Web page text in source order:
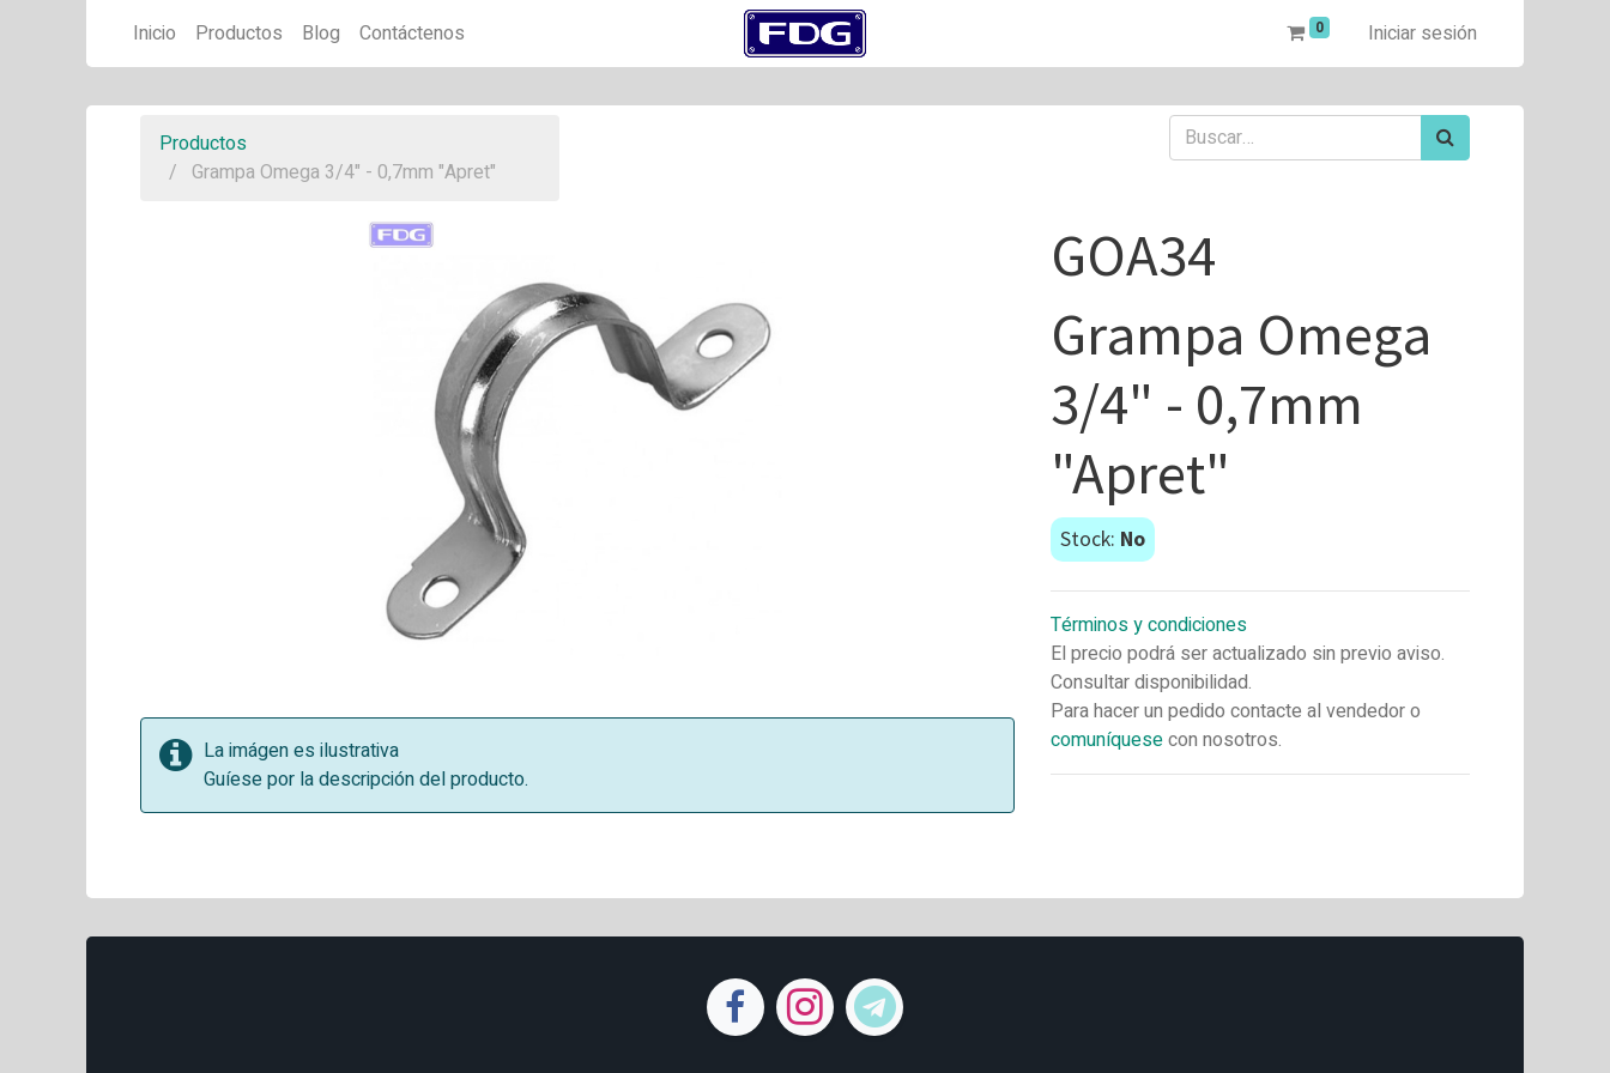
Inicio Productos Blog Contáctenos 0 Iniciar sesión
Productos
Grampa Omega 3/4" - 0,7mm "Apret"
La imágen es ilustrativa
Guíese por la descripción del producto.
GOA34
Grampa Omega
3/4" - 0,7mm
"Apret"
Stock: No
Términos y condiciones
El precio podrá ser actualizado sin previo aviso.
Consultar disponibilidad.
Para hacer un pedido contacte al vendedor o
comuníquesecon nosotros.